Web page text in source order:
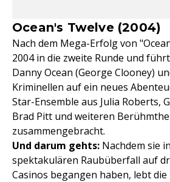
Ocean's Twelve (2004)
Nach dem Mega-Erfolg von
2004 in die zweite Runde und
Danny Ocean (George Clooney)
Kriminellen auf ein neues
Star-Ensemble aus Julia Roberts,
Brad Pitt und weiteren
zusammengebracht.
Und darum gehts: Nachdem sie
spektakulären Raubüberfall auf
Casinos begangen haben, lebt